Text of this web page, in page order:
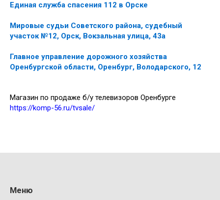
Единая служба спасения 112 в Орске
Мировые судьи Советского района, судебный
участок №12, Орск, Вокзальная улица, 43а
Главное управление дорожного хозяйства
Оренбургской области, Оренбург, Володарского, 12
Магазин по продаже б/у телевизоров Оренбурге
https://komp-56.ru/tvsale/
Меню